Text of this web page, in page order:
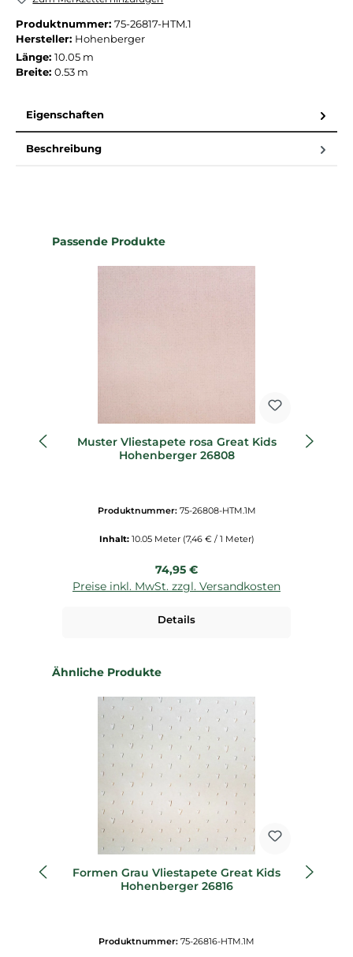
Produktnummer: 75-26817-HTM.1
Hersteller: Hohenberger
Länge: 10.05 m
Breite: 0.53 m
Eigenschaften
Beschreibung
Produktgalerie überspringen
Passende Produkte
Muster Vliestapete rosa Great Kids
Hohenberger 26808
Produktnummer: 75-26808-HTM.1M
Inhalt: 10.05 Meter (7,46 € / 1 Meter)
Regulärer Preis:
74,95 €
Preise inkl. MwSt. zzgl. Versandkosten
Details
Produktgalerie überspringen
Ähnliche Produkte
Formen Grau Vliestapete Great Kids
Hohenberger 26816
Produktnummer: 75-26816-HTM.1M